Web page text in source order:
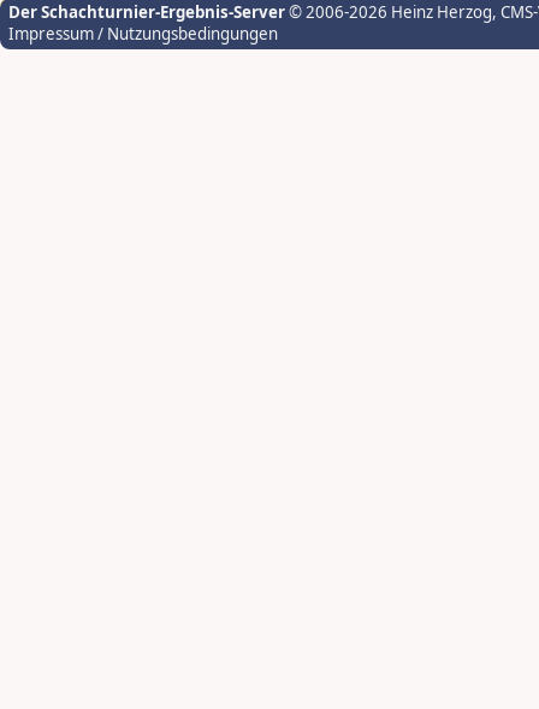
Der Schachturnier-Ergebnis-Server© 2006-2026 Heinz Herzog,
Impressum / Nutzungsbedingungen